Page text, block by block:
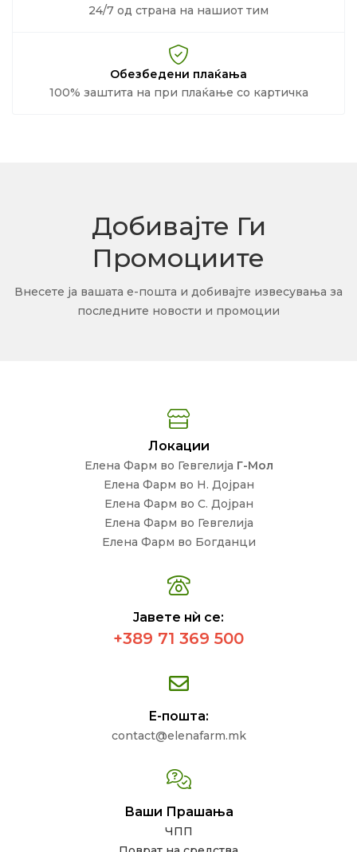
24/7 од страна на нашиот тим
Обезбедени плаќања
100% заштита на при плаќање со картичка
Добивајте Ги
Промоциите
Внесете ја вашата е-пошта и добивајте извесувања за
последните новости и промоции
Локации
Елена Фарм во Гевгелија Г-Мол
Елена Фарм во Н. Дојран
Елена Фарм во С. Дојран
Елена Фарм во Гевгелија
Елена Фарм во Богданци
Јавете нѝ се:
+389 71 369 500
Е-пошта:
contact@elenafarm.mk
Ваши Прашања
ЧПП